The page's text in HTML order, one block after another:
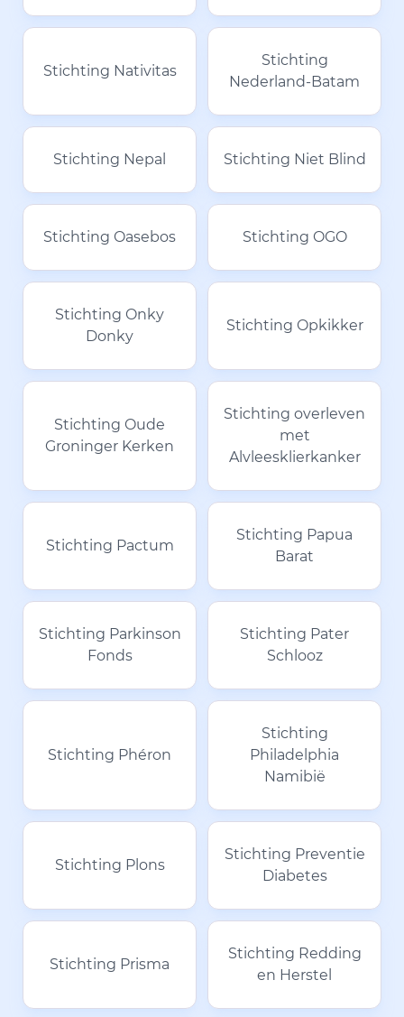
Stichting Nativitas
Stichting
Nederland-Batam
Stichting Nepal Stichting Niet Blind
Stichting Oasebos Stichting OGO
Stichting Onky
Donky
Stichting Opkikker
Stichting Oude
Groninger Kerken
Stichting overleven
met
Alvleesklierkanker
Stichting Pactum
Stichting Papua
Barat
Stichting Parkinson
Fonds
Stichting Pater
Schlooz
Stichting Phéron
Stichting
Philadelphia
Namibië
Stichting Plons
Stichting Preventie
Diabetes
Stichting Prisma
Stichting Redding
en Herstel